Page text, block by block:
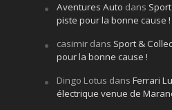
Aventures Auto dans
piste pour la bonne cause !
casimirdans Sport &
pour la bonne cause !
Dingo Lotus dans Ferrari
électrique venue de